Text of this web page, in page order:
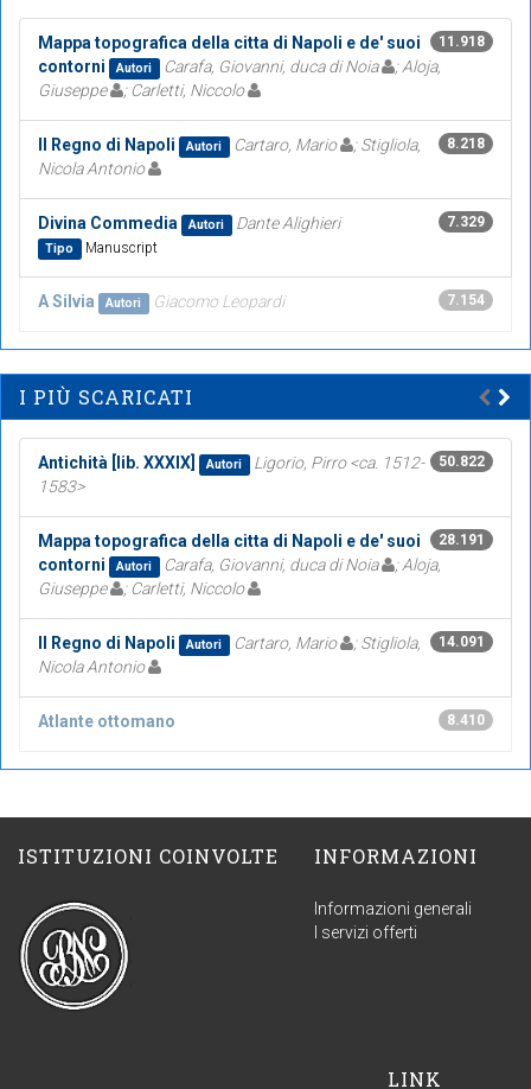
11.918
Mappa topografica della citta di Napoli e de' suoi
contorni
Autori Carafa, Giovanni, duca di Noia
; Aloja,
Giuseppe
; Carletti, Niccolo
8.218
Il Regno di Napoli Autori Cartaro, Mario
; Stigliola,
Nicola Antonio
7.329
Divina Commedia Autori Dante Alighieri
Tipo Manuscript
7.154
A Silvia Autori Giacomo Leopardi
I PIÙ SCARICATI
50.822
Antichità [lib. XXXIX] Autori
Ligorio, Pirro <ca. 1512-
1583>
28.191
Mappa topografica della citta di Napoli e de' suoi
contorni
Autori Carafa, Giovanni, duca di Noia
; Aloja,
Giuseppe
; Carletti, Niccolo
14.091
Il Regno di Napoli Autori Cartaro, Mario
; Stigliola,
Nicola Antonio
8.410
Atlante ottomano
ISTITUZIONI COINVOLTE INFORMAZIONI
Informazioni generali
I servizi offerti
LINK